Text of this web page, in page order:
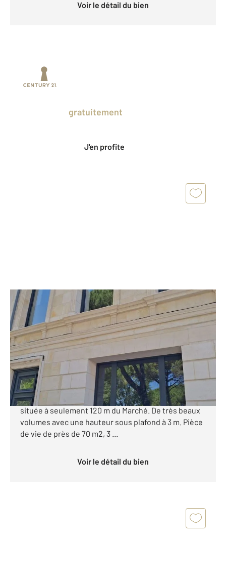
Voir le détail du bien
gratuitement
J'en profite
ROYAN 17
150 m
, 6 pièces
Ref : 9196
Maison à vendre
799 000 €
ROYAN - Marché Central : Authenticité et modernité.
Superbe maison de 1910, entièrement rénovée
située à seulement 120 m du Marché. De très beaux
volumes avec une hauteur sous plafond à 3 m. Pièce
de vie de près de 70 m2, 3 ...
Voir le détail du bien